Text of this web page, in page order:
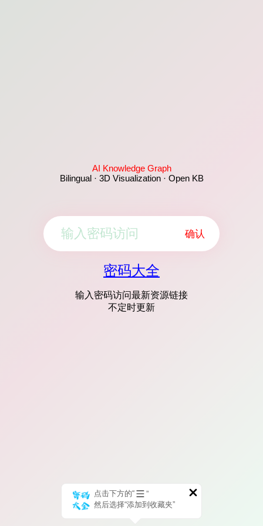
AI Knowledge Graph
Bilingual · 3D Visualization · Open KB
确认
密码大全
输入密码访问最新资源链接
不定时更新
点击下方的“
”
然后选择“添加到收藏夹”